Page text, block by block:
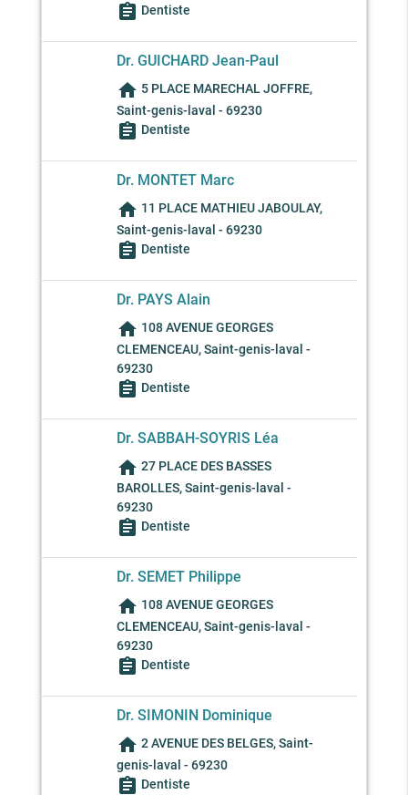
assignment Dentiste
Dr. GUICHARD Jean-Paul
home 5 PLACE MARECHAL JOFFRE,
Saint-genis-laval - 69230
assignment Dentiste
Dr. MONTET Marc
home 11 PLACE MATHIEU JABOULAY,
Saint-genis-laval - 69230
assignment Dentiste
Dr. PAYS Alain
home 108 AVENUE GEORGES
CLEMENCEAU, Saint-genis-laval -
69230
assignment Dentiste
Dr. SABBAH-SOYRIS Léa
home 27 PLACE DES BASSES
BAROLLES, Saint-genis-laval -
69230
assignment Dentiste
Dr. SEMET Philippe
home 108 AVENUE GEORGES
CLEMENCEAU, Saint-genis-laval -
69230
assignment Dentiste
Dr. SIMONIN Dominique
home 2 AVENUE DES BELGES, Saint-
genis-laval - 69230
assignment Dentiste